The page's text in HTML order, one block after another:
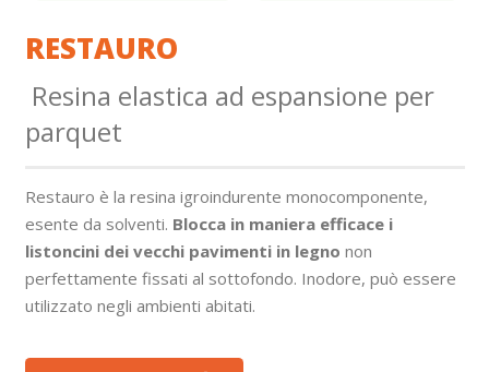
RESTAURO
Resina elastica ad espansione per
parquet
Restauro è la resina igroindurente monocomponente,
esente da solventi. Blocca in maniera efficace i
listoncini dei vecchi pavimenti in legno non
perfettamente fissati al sottofondo. Inodore, può essere
utilizzato negli ambienti abitati.